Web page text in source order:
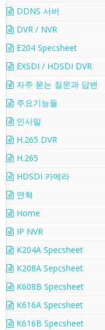
DDNS 서버
DVR / NVR
E204 Specsheet
EXSDI / HDSDI DVR
자주 묻는 질문과 답변
주요기능들
인사말
H.265 DVR
H.265
HDSDI 카메라
연혁
Home
IP NVR
K204A Specsheet
K208A Sepcsheet
K608B Specsheet
K616A Specsheet
K616B Specsheet